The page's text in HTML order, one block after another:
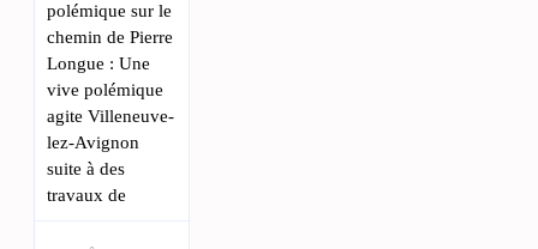
polémique sur le
chemin de Pierre
Longue : Une
vive polémique
agite Villeneuve-
lez-Avignon
suite à des
travaux de